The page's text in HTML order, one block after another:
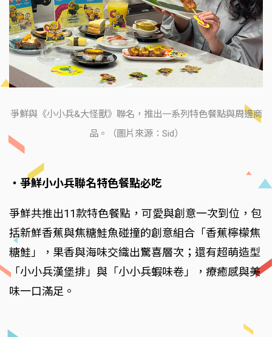
爭鮮與《小小兵&大怪獸》聯名，推出一系列特色餐點與周邊商
品。（圖片來源：Sid）
‧爭鮮小小兵聯名特色餐點必吃
爭鮮共推出11款特色餐點，可愛與創意一次到位，包
括新鮮香蕉與焦糖鮭魚碰撞的創意組合「香蕉檸檬焦
糖鮭」，果香與海味交織出驚喜層次；還有超萌造型
「小小兵漢堡排」與「小小兵蝦味卷」，療癒感與美
味一口滿足。